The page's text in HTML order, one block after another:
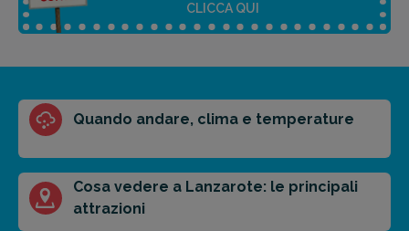
CLICCA QUI
Riassunto dell'articolo
Scegli il formato del riassunto
Breve Medio Punti chiave
Quando andare, clima e temperature
Cosa vedere a Lanzarote: le principali
attrazioni